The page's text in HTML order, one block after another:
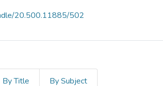
20.500.11885/502
By Title By Subject